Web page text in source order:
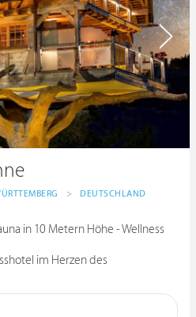
> DEUTSCHLAND
in 10 Metern Höhe - Wellness
im Herzen des